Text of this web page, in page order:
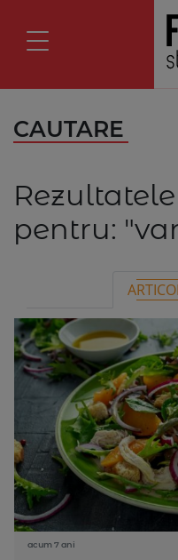
CAUTARE
pentru:
acum 7 ani